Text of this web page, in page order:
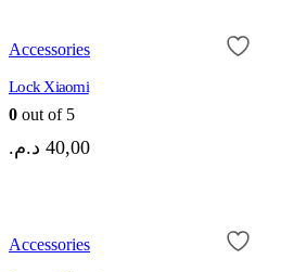
Accessories
Lock Xiaomi
0 out of 5
40,00 د.م.
Accessories